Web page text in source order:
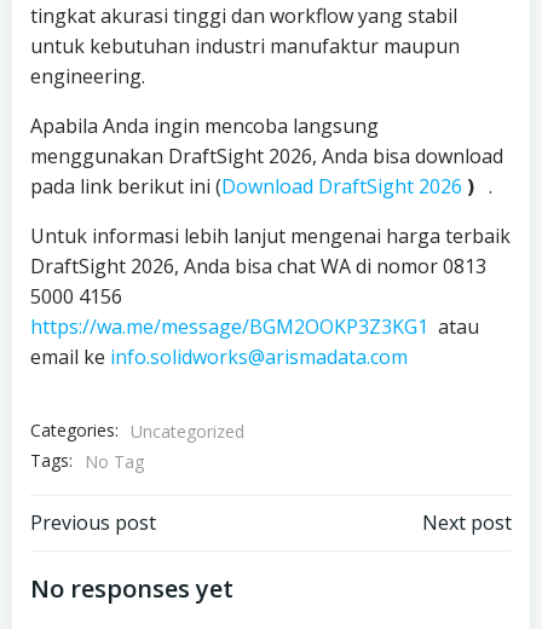
tingkat akurasi tinggi dan workflow yang stabil
untuk kebutuhan industri manufaktur maupun
engineering.
Apabila Anda ingin mencoba langsung
menggunakan DraftSight 2026, Anda bisa download
pada link berikut ini (Download DraftSight 2026 ) .
Untuk informasi lebih lanjut mengenai harga terbaik
DraftSight 2026, Anda bisa chat WA di nomor 0813
5000 4156
https://wa.me/message/BGM2OOKP3Z3KG1 atau
email ke info.solidworks@arismadata.com
Categories:
Uncategorized
Tags:
No Tag
Post
navigation
Previous post Next post
No responses yet